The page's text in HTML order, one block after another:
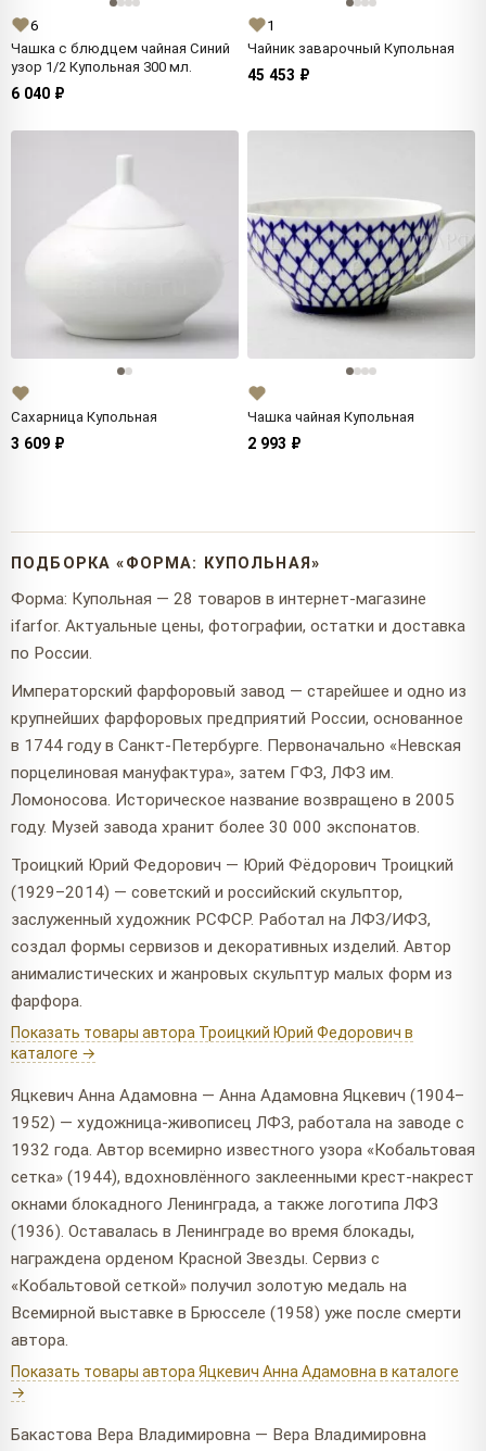
6
Чашка с блюдцем чайная Синий
узор 1/2 Купольная 300 мл.
6 040 ₽
1
Чайник заварочный Купольная
45 453 ₽
Сахарница Купольная
3 609 ₽
Чашка чайная Купольная
2 993 ₽
ПОДБОРКА «ФОРМА: КУПОЛЬНАЯ»
Форма: Купольная — 28 товаров в интернет-магазине
ifarfor. Актуальные цены, фотографии, остатки и доставка
по России.
Императорский фарфоровый завод — старейшее и одно из
крупнейших фарфоровых предприятий России, основанное
в 1744 году в Санкт-Петербурге. Первоначально «Невская
порцелиновая мануфактура», затем ГФЗ, ЛФЗ им.
Ломоносова. Историческое название возвращено в 2005
году. Музей завода хранит более 30 000 экспонатов.
Троицкий Юрий Федорович — Юрий Фёдорович Троицкий
(1929–2014) — советский и российский скульптор,
заслуженный художник РСФСР. Работал на ЛФЗ/ИФЗ,
создал формы сервизов и декоративных изделий. Автор
анималистических и жанровых скульптур малых форм из
фарфора.
Показать товары автора Троицкий Юрий Федорович в
каталоге →
Яцкевич Анна Адамовна — Анна Адамовна Яцкевич (1904–
1952) — художница-живописец ЛФЗ, работала на заводе с
1932 года. Автор всемирно известного узора «Кобальтовая
сетка» (1944), вдохновлённого заклеенными крест-накрест
окнами блокадного Ленинграда, а также логотипа ЛФЗ
(1936). Оставалась в Ленинграде во время блокады,
награждена орденом Красной Звезды. Сервиз с
«Кобальтовой сеткой» получил золотую медаль на
Всемирной выставке в Брюсселе (1958) уже после смерти
автора.
Показать товары автора Яцкевич Анна Адамовна в каталоге
→
Бакастова Вера Владимировна — Вера Владимировна